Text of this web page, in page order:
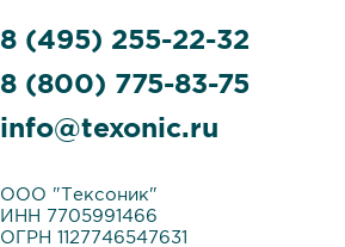
8 (495) 255-22-32
8 (800) 775-83-75
info@texonic.ru
ООО "Тексоник"
ИНН 7705991466
ОГРН 1127746547631